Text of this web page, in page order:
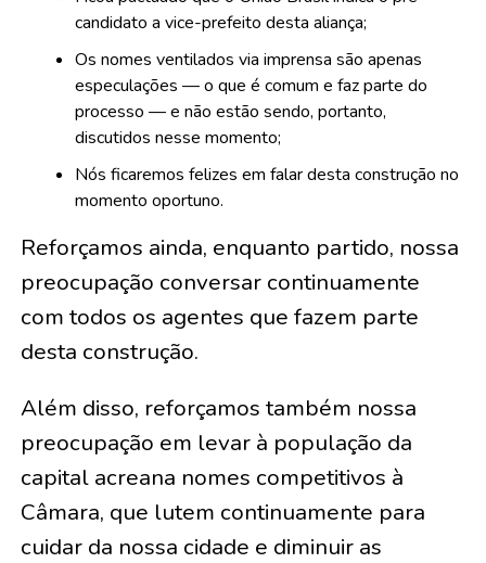
candidato a vice-prefeito desta aliança;
⁠Os nomes ventilados via imprensa são apenas
especulações — o que é comum e faz parte do
processo — e não estão sendo, portanto,
discutidos nesse momento;
⁠Nós ficaremos felizes em falar desta construção no
momento oportuno.
Reforçamos ainda, enquanto partido, nossa
preocupação conversar continuamente
com todos os agentes que fazem parte
desta construção.
Além disso, reforçamos também nossa
preocupação em levar à população da
capital acreana nomes competitivos à
Câmara, que lutem continuamente para
cuidar da nossa cidade e diminuir as